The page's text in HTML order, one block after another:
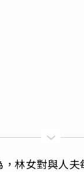
林女對與人夫